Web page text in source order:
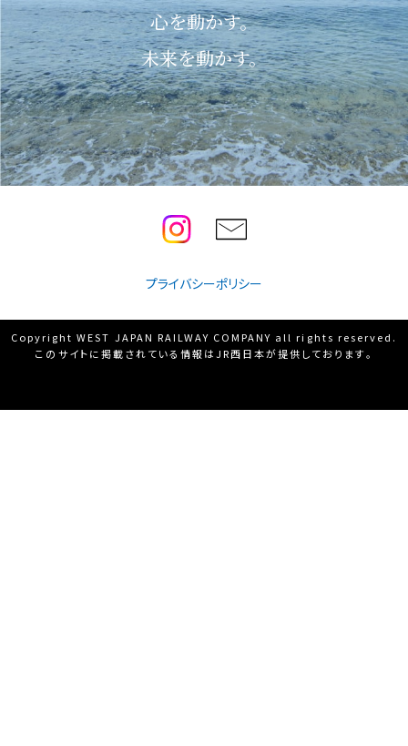
心を動かす。
未来を動かす。
プライバシーポリシー
Copyright WEST JAPAN RAILWAY COMPANY all rights reserved.
このサイトに掲載されている情報はJR西日本が提供しております。